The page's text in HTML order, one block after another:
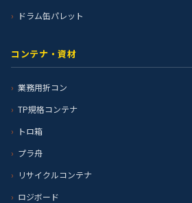
ドラム缶パレット
コンテナ・資材
業務用折コン
TP規格コンテナ
トロ箱
プラ舟
リサイクルコンテナ
ロジボード